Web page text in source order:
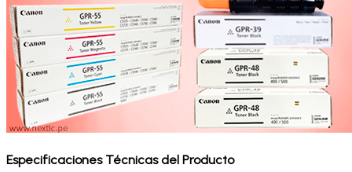
Especificaciones Técnicas del Producto